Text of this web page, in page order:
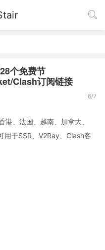
个免费节
Clash订阅链接
6/7
、法国、越南、加拿大、
于SSR、V2Ray、Clash客